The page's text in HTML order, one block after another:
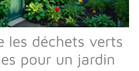
les déchets verts
pour un jardin